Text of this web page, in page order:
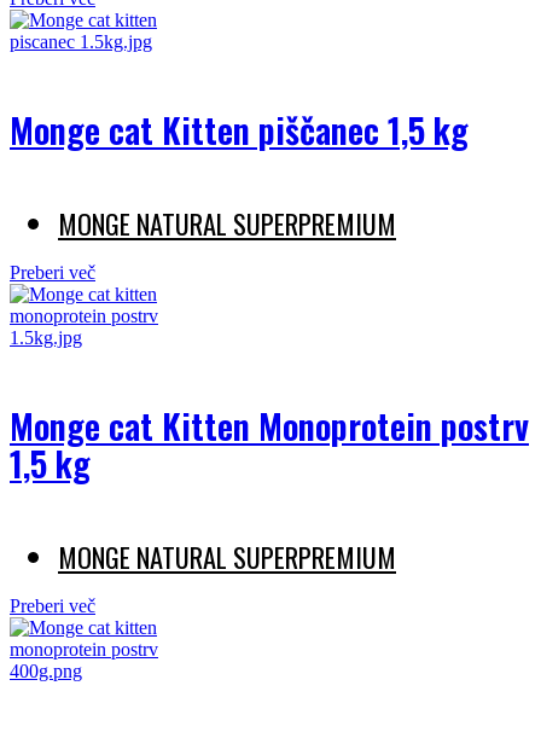
Monge cat Kitten piščanec 1,5 kg
MONGE NATURAL SUPERPREMIUM
Preberi več
Monge cat Kitten Monoprotein postrv
1,5 kg
MONGE NATURAL SUPERPREMIUM
Preberi več